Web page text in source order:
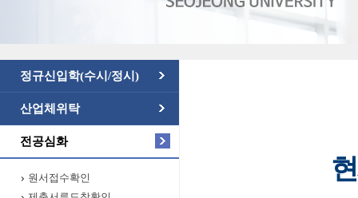
정규신입학(수시/정시)
산업체위탁
전공심화
원서접수확인